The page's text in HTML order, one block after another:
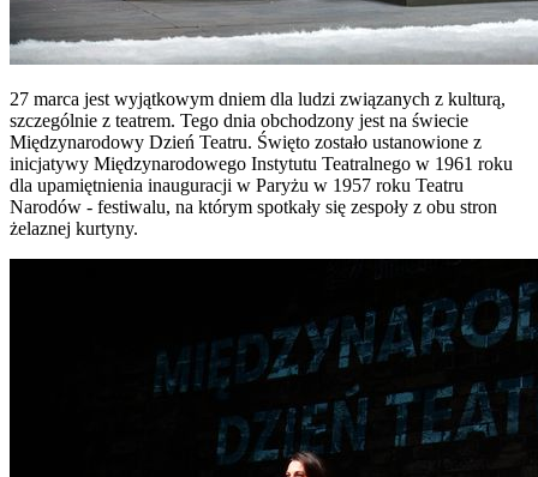
27 marca jest wyjątkowym dniem dla ludzi związanych z kulturą,
szczególnie z teatrem. Tego dnia obchodzony jest na świecie
Międzynarodowy Dzień Teatru. Święto zostało ustanowione z
inicjatywy Międzynarodowego Instytutu Teatralnego w 1961 roku
dla upamiętnienia inauguracji w Paryżu w 1957 roku Teatru
Narodów - festiwalu, na którym spotkały się zespoły z obu stron
żelaznej kurtyny.